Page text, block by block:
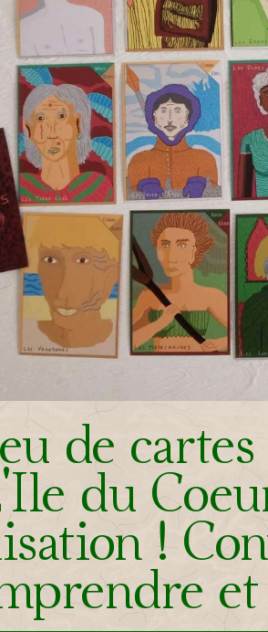
de
du
!